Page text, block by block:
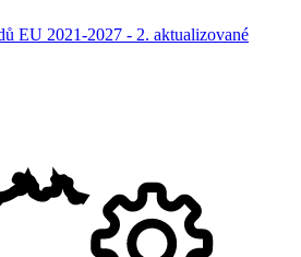
EU 2021-2027 - 2. aktualizované